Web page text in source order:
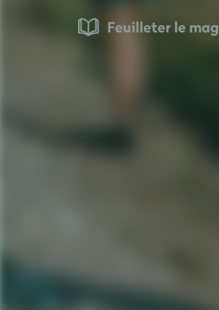
Feuilleter le mag